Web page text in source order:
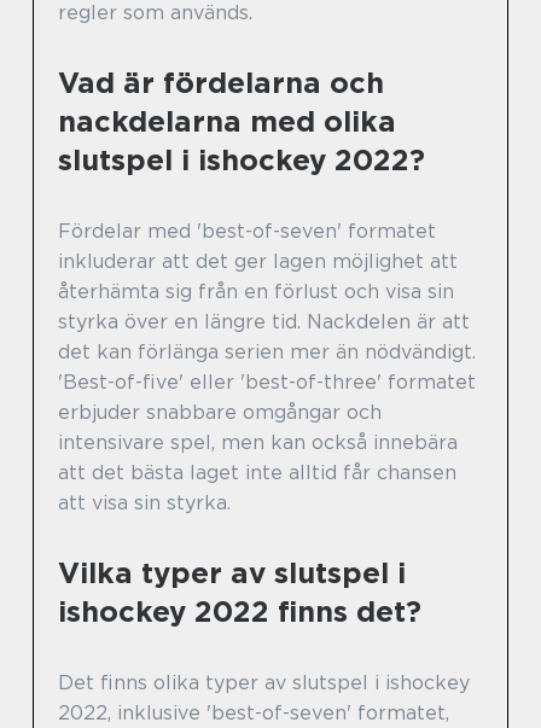
regler som används.
Vad är fördelarna och
nackdelarna med olika
slutspel i ishockey 2022?
Fördelar med 'best-of-seven' formatet
inkluderar att det ger lagen möjlighet att
återhämta sig från en förlust och visa sin
styrka över en längre tid. Nackdelen är att
det kan förlänga serien mer än nödvändigt.
'Best-of-five' eller 'best-of-three' formatet
erbjuder snabbare omgångar och
intensivare spel, men kan också innebära
att det bästa laget inte alltid får chansen
att visa sin styrka.
Vilka typer av slutspel i
ishockey 2022 finns det?
Det finns olika typer av slutspel i ishockey
2022, inklusive 'best-of-seven' formatet,